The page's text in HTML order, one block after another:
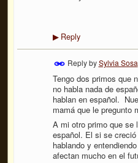
▶Reply
Reply bySylvia Sosa
Tengo dos primos que
no habla nada de
hablan en español.
mamá que le pregunto
A mi otro primo que se
español. El si se
hablando y
afectan mucho en el